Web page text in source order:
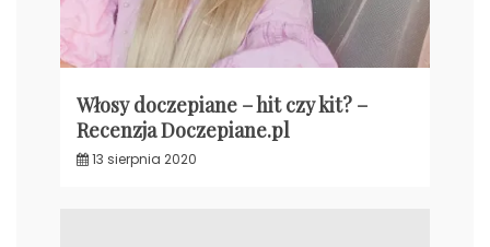
Włosy doczepiane – hit czy kit? –
Recenzja Doczepiane.pl
13 sierpnia 2020